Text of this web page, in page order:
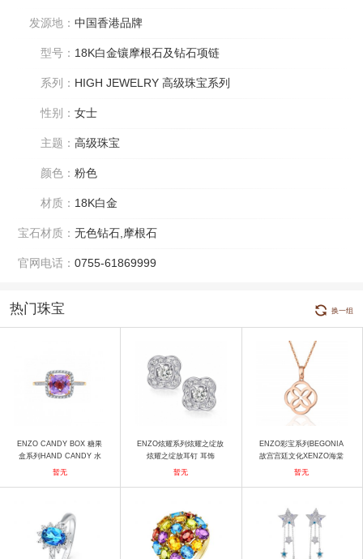
发源地： 中国香港品牌
型号： 18K白金镶摩根石及钻石项链
系列： HIGH JEWELRY 高级珠宝系列
性别： 女士
主题： 高级珠宝
颜色： 粉色
材质： 18K白金
宝石材质： 无色钻石,摩根石
官网电话： 0755-61869999
热门珠宝 换一组
ENZO CANDY BOX 糖果
盒系列HAND CANDY 水
果硬糖18K玫瑰金镶枕形紫
暂无
ENZO炫耀系列炫耀之绽放
炫耀之绽放耳钉 耳饰
暂无
ENZO彩宝系列BEGONIA
故宫宫廷文化XENZO海棠
系列故宫宫廷文化 x ENZO
暂无